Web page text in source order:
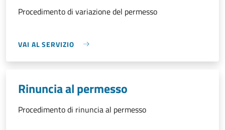
Procedimento di variazione del permesso
VAI AL SERVIZIO
Rinuncia al permesso
Procedimento di rinuncia al permesso